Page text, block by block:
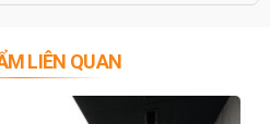
LIÊN QUAN